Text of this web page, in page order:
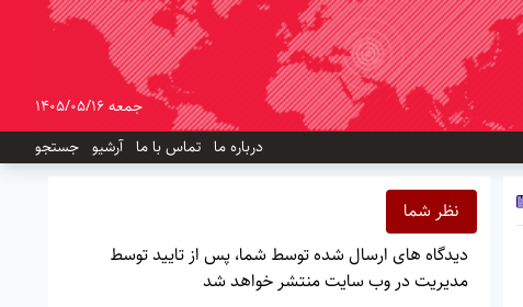
جمعه 1405/05/16
درباره ما تماس با ما آرشیو جستجو
نظر شما
دیدگاه های ارسال شده توسط شما، پس از تایید توسط
مدیریت در وب سایت منتشر خواهد شد